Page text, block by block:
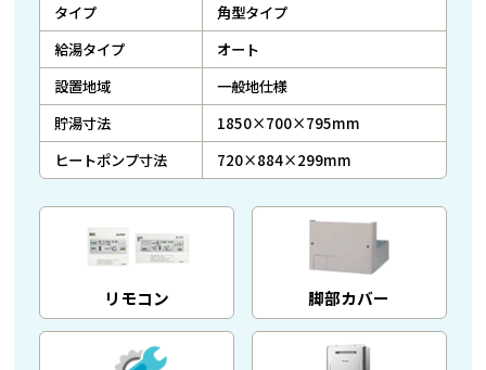
タイプ
角型タイプ
給湯タイプ
オート
設置地域
一般地仕様
貯湯寸法
1850×700×795mm
ヒートポンプ寸法
720×884×299mm
リモコン 脚部カバー